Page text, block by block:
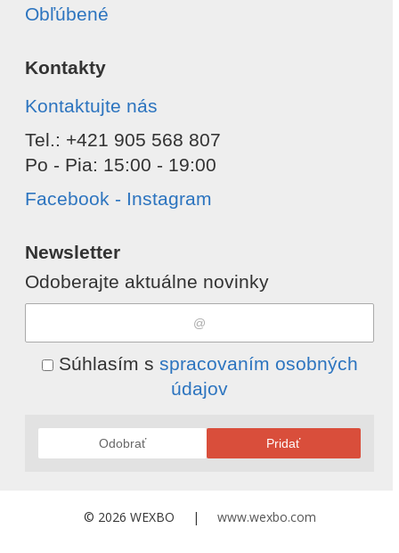
Obľúbené
Kontakty
Kontaktujte nás
Tel.: +421 905 568 807
Po - Pia: 15:00 - 19:00
Facebook - Instagram
Newsletter
Odoberajte aktuálne novinky
Súhlasím s spracovaním osobných
údajov
Odobrať Pridať
© 2026 WEXBO | www.wexbo.com